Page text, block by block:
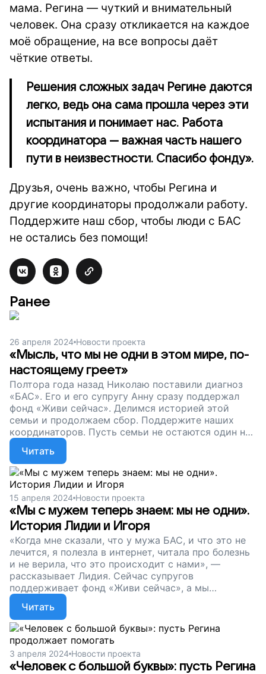
мама. Регина — чуткий и внимательный
человек. Она сразу откликается на каждое
моё обращение, на все вопросы даёт
чёткие ответы.
Решения сложных задач Регине даются
легко, ведь она сама прошла через эти
испытания и понимает нас. Работа
координатора — важная часть нашего
пути в неизвестности. Спасибо фонду».
Друзья, очень важно, чтобы Регина и
другие координаторы продолжали работу.
Поддержите наш сбор, чтобы люди с БАС
не остались без помощи!
Ранее
26 апреля 2024 Новости проекта
«Мысль, что мы не одни в этом мире, по-
настоящему греет»
Полтора года назад Николаю поставили диагноз
«БАС». Его и его супругу Анну сразу поддержал
фонд «Живи сейчас». Делимся историей этой
семьи и продолжаем сбор. Поддержите наших
координаторов. Пусть семьи не остаются один на
один с непростым диагнозом!
Читать
15 апреля 2024 Новости проекта
«Мы с мужем теперь знаем: мы не одни».
История Лидии и Игоря
«Когда мне сказали, что у мужа БАС, и что это не
лечится, я полезла в интернет, читала про болезнь
и не верила, что это происходит с нами», —
рассказывает Лидия. Сейчас супругов
поддерживает фонд «Живи сейчас», а мы
продолжаем собирать деньги, чтобы оплачивать
работу координаторов. Пусть пациенты не
остаются один на один с болезнью!
Читать
3 апреля 2024 Новости проекта
«Человек с большой буквы»: пусть Регина